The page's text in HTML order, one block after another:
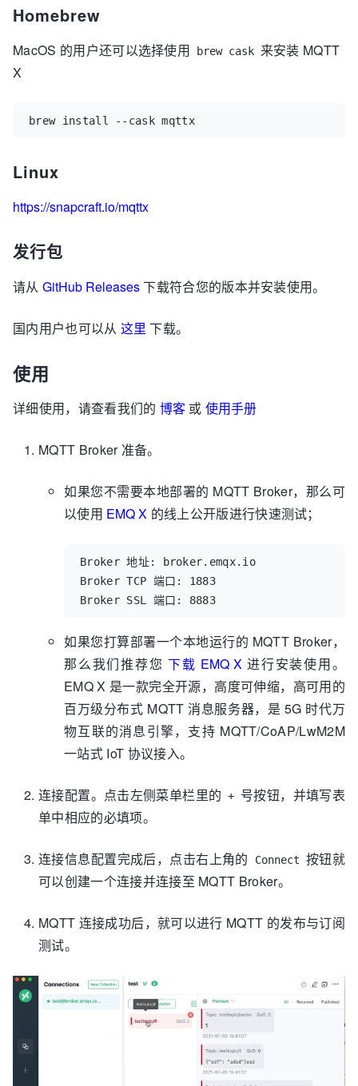
Homebrew
MacOS 的用户还可以选择使用 brew cask 来安装 MQTT
X
brew install --cask mqttx
Linux
https://snapcraft.io/mqttx
发行包
请从 GitHub Releases下载符合您的版本并安装使用。
国内用户也可以从 这里 下载。
使用
详细使用，请查看我们的 博客 或 使用手册
MQTT Broker 准备。
如果您不需要本地部署的 MQTT Broker，那么可
以使用 EMQ X 的线上公开版进行快速测试；
Broker 地址: broker.emqx.io
Broker TCP 端口: 1883
Broker SSL 端口: 8883
如果您打算部署一个本地运行的 MQTT Broker，
那么我们推荐您 下载 EMQ X 进行安装使用。
EMQ X 是一款完全开源，高度可伸缩，高可用的
百万级分布式 MQTT 消息服务器，是 5G 时代万
物互联的消息引擎，支持 MQTT/CoAP/LwM2M
一站式 IoT 协议接入。
连接配置。点击左侧菜单栏里的 + 号按钮，并填写表
单中相应的必填项。
连接信息配置完成后，点击右上角的 Connect 按钮就
可以创建一个连接并连接至 MQTT Broker。
MQTT 连接成功后，就可以进行 MQTT 的发布与订阅
测试。